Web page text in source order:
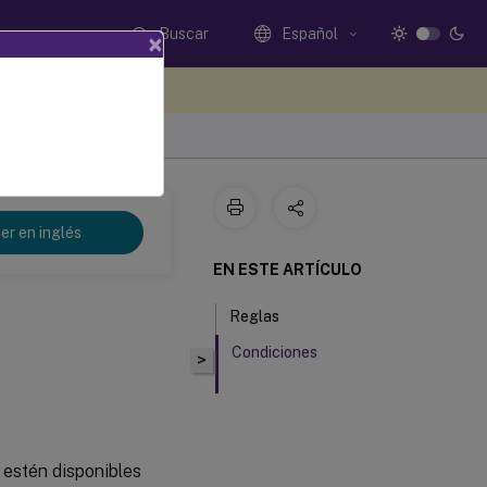
Buscar Español
en inglés
disponibles
>
EN ESTE ARTÍCULO
Reglas
Condiciones
×